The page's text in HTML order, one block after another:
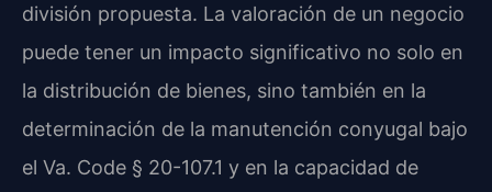
división propuesta. La valoración de un negocio
puede tener un impacto significativo no solo en
la distribución de bienes, sino también en la
determinación de la manutención conyugal bajo
el Va. Code § 20-107.1 y en la capacidad de